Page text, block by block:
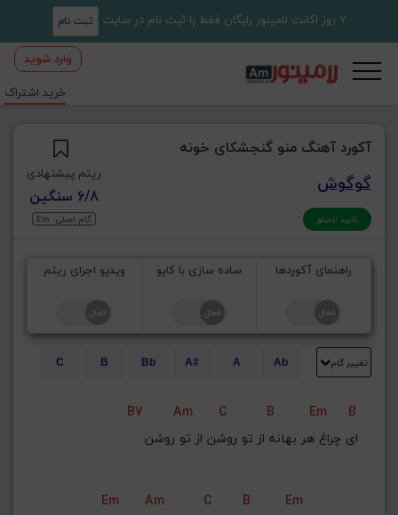
7 روز اکانت لامینور رایگان فقط با ثبت نام در سایت ثبت نام
وارد شوید
خرید اشتراک
آکورد آهنگ منو گنجشکای خونه
گوگوش
تأیید لامینور
ریتم پیشنهادی
6/8 سنگین
گام اصلی: Em
راهنمای آکوردها ساده سازی با کاپو ویدیو اجرای ریتم
تغییر گام Ab
A
A#
Bb
B
C
B7 Am C B Em
B
ای چراغ هر بهانه از تو روشن از تو روشن
Em Am C B
Em